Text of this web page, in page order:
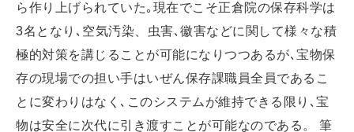
ら作り上げられていた｡現在でこそ正倉院の保存科学は
3名となり､空気汚染、虫害､徽害などに関して様々な積
極的対策を講じることが可能になりつつあるが､宝物保
存の現場での担い手はいぜん保存課職員全員であるこ
とに変わりはなく､このシステムが維持できる限り､宝
物は安全に次代に引き渡すことが可能なのである。 筆